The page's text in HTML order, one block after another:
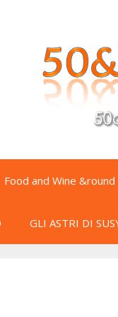
Food and Wine &round
GLI ASTRI DI